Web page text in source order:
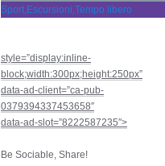
Sport,Escursioni,Tempo libero
style=”display:inline-
block;width:300px;height:250px”
data-ad-client=”ca-pub-
0379394337453658″
data-ad-slot=”8222587235″>
Be Sociable, Share!